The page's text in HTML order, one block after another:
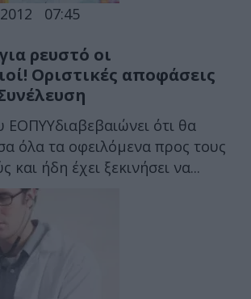
07:45
ρευστό οι
Οριστικές αποφάσεις
ΕΟΠΥΥδιαβεβαιώνει ότι θα
όλα τα οφειλόμενα προς τους
και ήδη έχει ξεκινήσει να...